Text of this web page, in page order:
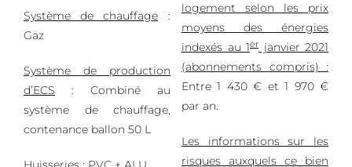
Système de chauffage :
Gaz
Système de production
d’ECS : Combiné au
système de chauffage,
contenance ballon 50 L
logement selon les prix
moyens des énergies
indexés au 1er
janvier 2021
(abonnements compris) :
Entre 1 430 € et 1 970 €
par an.
Les informations sur les
risques auxquels ce bien